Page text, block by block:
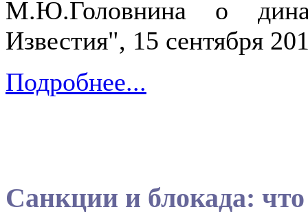
М.Ю.Головнина о
Известия", 15 сентября
Подробнее...
Санкции и блокада: